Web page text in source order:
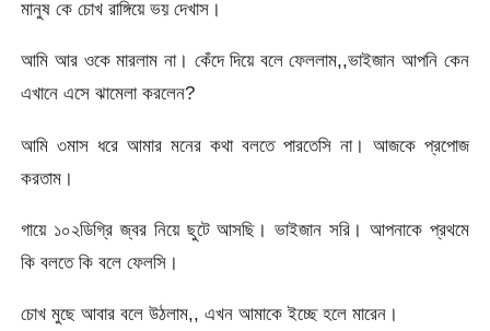
মানুষ কে চোখ রাঙ্গিয়ে ভয় দেখাস।
আমি আর ওকে মারলাম না। কেঁদে দিয়ে বলে ফেললাম,,ভাইজান আপনি কেন
এখানে এসে ঝামেলা করলেন?
আমি ৩মাস ধরে আমার মনের কথা বলতে পারতেসি না। আজকে প্রপোজ
করতাম।
গায়ে ১০২ডিগ্রি জ্বর নিয়ে ছুটে আসছি। ভাইজান সরি। আপনাকে প্রথমে
কি বলতে কি বলে ফেলসি।
চোখ মুছে আবার বলে উঠলাম,, এখন আমাকে ইচ্ছে হলে মারেন।